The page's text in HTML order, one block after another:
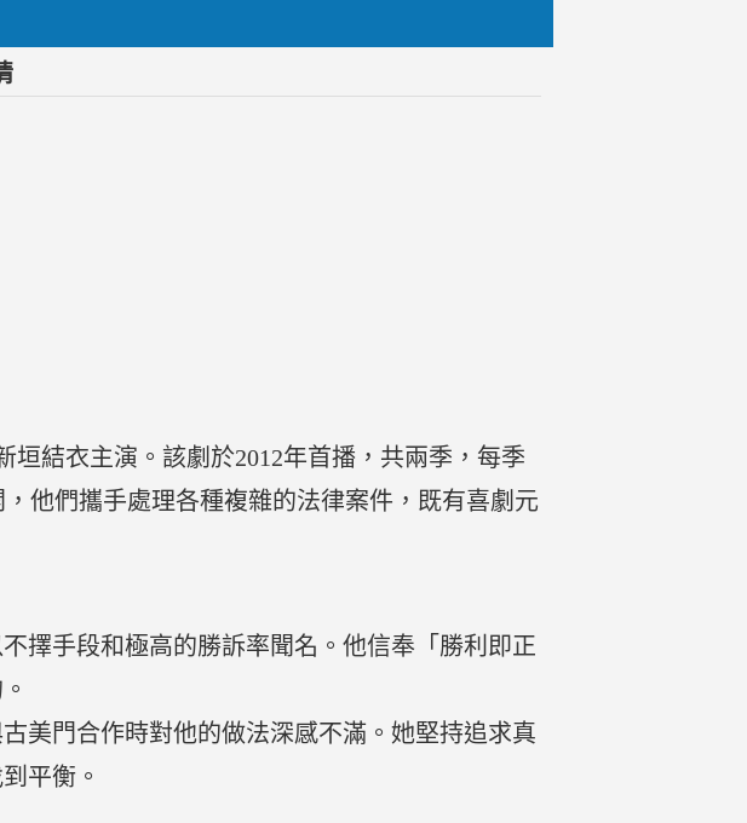
垣結衣主演。該劇於2012年首播，共兩季，每季
他們攜手處理各種複雜的法律案件，既有喜劇元
擇手段和極高的勝訴率聞名。他信奉「勝利即正
美門合作時對他的做法深感不滿。她堅持追求真
平衡。